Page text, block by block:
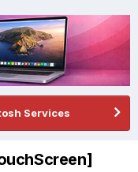
Services